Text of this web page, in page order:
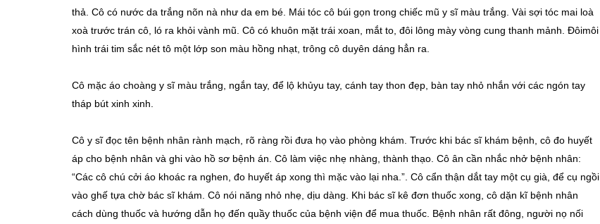
thả. Cô có nước da trắng nõn nà như da em bé. Mái tóc cô búi gọn trong chiếc mũ y sĩ màu trắng. Vài sợi tóc mai loà
xoà trước trán cô, ló ra khỏi vành mũ. Cô có khuôn mặt trái xoan, mắt to, đôi lông mày vòng cung thanh mảnh. Đôimôi
hình trái tim sắc nét tô một lớp son màu hồng nhạt, trông cô duyên dáng hẳn ra.
Cô mặc áo choàng y sĩ màu trắng, ngắn tay, để lộ khủyu tay, cánh tay thon đẹp, bàn tay nhỏ nhắn với các ngón tay
tháp bút xinh xinh.
Cô y sĩ đọc tên bệnh nhân rành mạch, rõ ràng rồi đưa họ vào phòng khám. Trước khi bác sĩ khám bệnh, cô đo huyết
áp cho bệnh nhân và ghi vào hồ sơ bệnh án. Cô làm việc nhẹ nhàng, thành thạo. Cô ân cần nhắc nhở bệnh nhân:
“Các cô chú cởi áo khoác ra nghen, đo huyết áp xong thì mặc vào lại nha.”. Cô cẩn thận dắt tay một cụ già, để cụ ngồi
vào ghế tựa chờ bác sĩ khám. Cô nói năng nhỏ nhẹ, dịu dàng. Khi bác sĩ kê đơn thuốc xong, cô dặn kĩ bệnh nhân
cách dùng thuốc và hướng dẫn họ đến quầy thuốc của bệnh viện để mua thuốc. Bệnh nhân rất đông, người nọ nối